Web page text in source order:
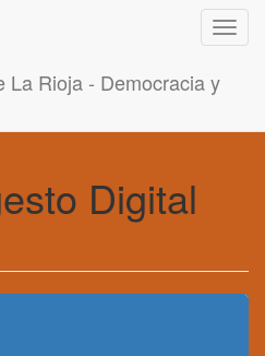
La Rioja - Democracia y
Digital